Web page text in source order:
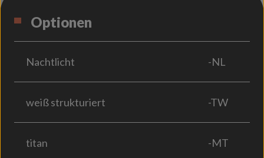
Optionen
Nachtlicht -NL
weiß strukturiert -TW
titan -MT